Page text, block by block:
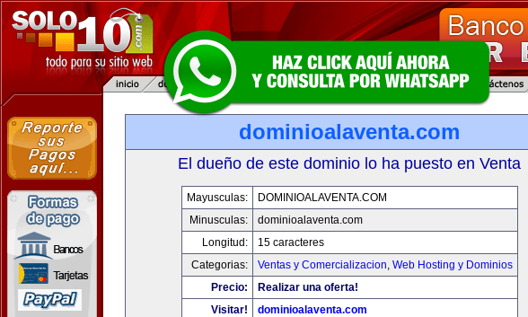
dominioalaventa.com
El dueño de este dominio lo ha puesto en Venta
Mayusculas:
DOMINIOALAVENTA.COM
Minusculas:
dominioalaventa.com
Longitud:
15 caracteres
Categorias:
Ventas y Comercializacion, Web Hosting y Dominios
Precio:
Realizar una oferta!
Visitar!
dominioalaventa.com